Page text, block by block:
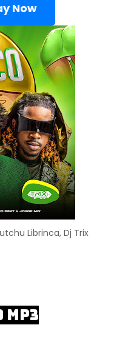
Now
Librinca, Dj Trix
MP3